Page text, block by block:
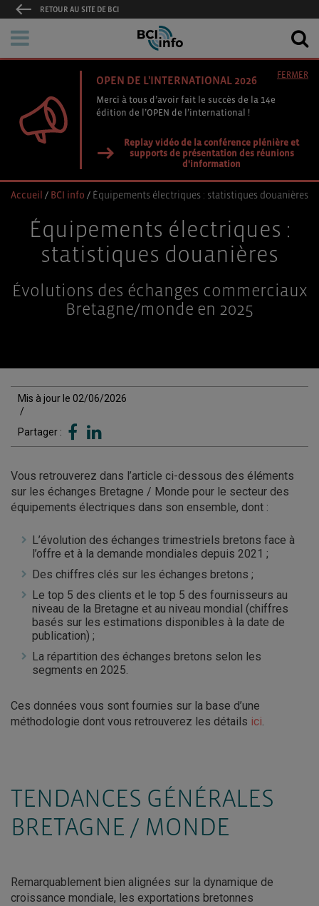
RETOUR AU SITE DE BCI
OPEN DE L'INTERNATIONAL 2026
Merci à tous d’avoir fait le succès de la 14e
édition de l’OPEN de l’international !
Replay vidéo de la conférence plénière et
supports de présentation des réunions
d'information
FERMER
Accueil / BCI info / Équipements électriques : statistiques douanières
Équipements électriques :
statistiques douanières
Évolutions des échanges commerciaux
Bretagne/monde en 2025
Mis à jour le 02/06/2026
/
Partager :
Vous retrouverez dans l’article ci-dessous des éléments
sur les échanges Bretagne / Monde pour le secteur des
équipements électriques dans son ensemble, dont :
L’évolution des échanges trimestriels bretons face à
l’offre et à la demande mondiales depuis 2021 ;
Des chiffres clés sur les échanges bretons ;
Le top 5 des clients et le top 5 des fournisseurs au
niveau de la Bretagne et au niveau mondial (chiffres
basés sur les estimations disponibles à la date de
publication) ;
La répartition des échanges bretons selon les
segments en 2025.
Ces données vous sont fournies sur la base d’une
méthodologie dont vous retrouverez les détails ici.
TENDANCES GÉNÉRALES
BRETAGNE / MONDE
Remarquablement bien alignées sur la dynamique de
croissance mondiale, les exportations bretonnes